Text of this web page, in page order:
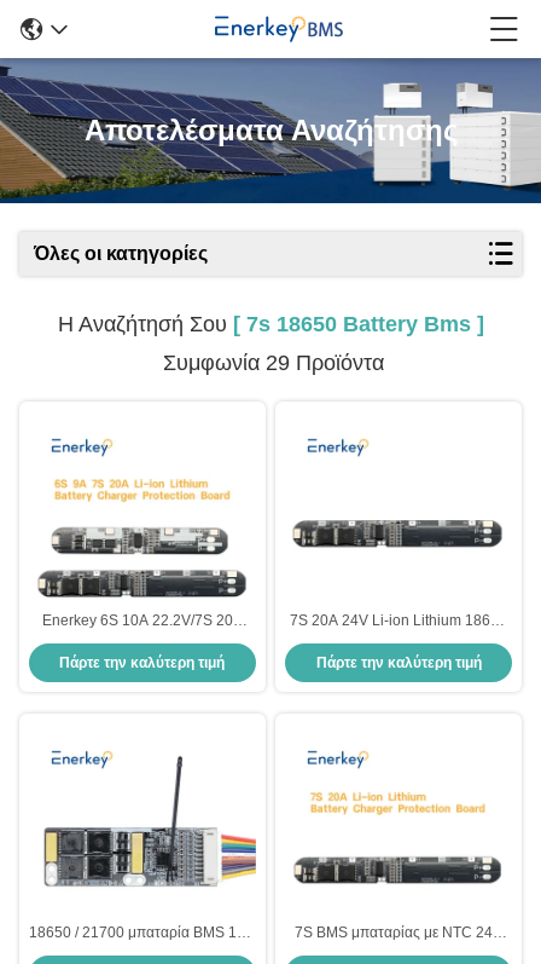
Αποτελέσματα Αναζήτησης
Όλες οι κατηγορίες
Η Αναζήτησή Σου [ 7s 18650 Battery Bms ]
Συμφωνία 29 Προϊόντα
Enerkey 6S 10A 22.2V/7S 20A
24V Λιθίου 18650 μπαταρίας
Πάρτε την καλύτερη τιμή
7S 20A 24V Li-ion Lithium 18650
μπαταρία BMS πακέτα Πίνακα
προστασίας PCB με ταιριαστό
καλώδιο
Πάρτε την καλύτερη τιμή
18650 / 21700 μπαταρία BMS 10S
40A 42V Lifepo4 μπαταρία ιόντων
7S BMS μπαταρίας με NTC 24V
20A Λιθιο-ιόνιο 7S BMS για